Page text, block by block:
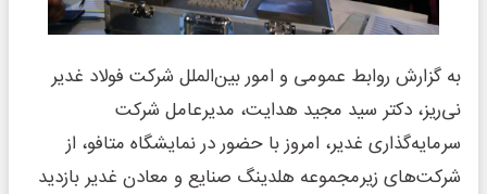
به گزارش روابط عمومی و امور بین‌الملل شرکت فولاد غدیر
نی‌ریز، دکتر سید مجید هدایت، مدیرعامل شرکت
سرمایه‌گذاری غدیر، امروز با حضور در نمایشگاه متافو، از
شرکت‌های زیرمجموعه هلدینگ صنایع و معادن غدیر بازدید